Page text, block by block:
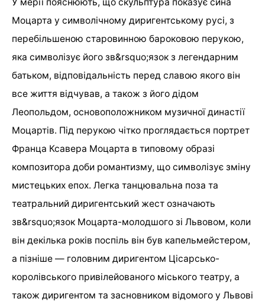
Моцарта у символічному диригентському русі, з
перебільшеною старовинною бароковою перукою,
яка символізує його зв&rsquo;язок з легендарним
батьком, відповідальність перед славою якого він
все життя відчував, а також з його дідом
Леопольдом, основоположником музичної династії
Моцартів. Під перукою чітко проглядається портрет
Франца Ксавера Моцарта в типовому образі
композитора доби романтизму, що символізує зміну
мистецьких епох. Легка танцювальна поза та
театральний диригентський жест означають
зв&rsquo;язок Моцарта-молодшого зі Львовом, коли
він декілька років поспіль він був капельмейстером,
а пізніше — головним диригентом Цісарсько-
королівського привілейованого міського театру, а
також диригентом та засновником відомого у Львові